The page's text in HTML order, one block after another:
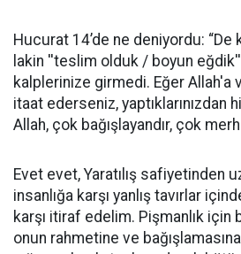
Hucurat 14’de ne deniyordu:
lakin ''teslim olduk / boyun
kalplerinize girmedi. Eğer Allah'a
itaat ederseniz, yaptıklarınızdan
Allah, çok bağışlayandır, çok
Evet evet, Yaratılış safiyetinden
insanlığa karşı yanlış tavırlar
karşı itiraf edelim. Pişmanlık için
onun rahmetine ve